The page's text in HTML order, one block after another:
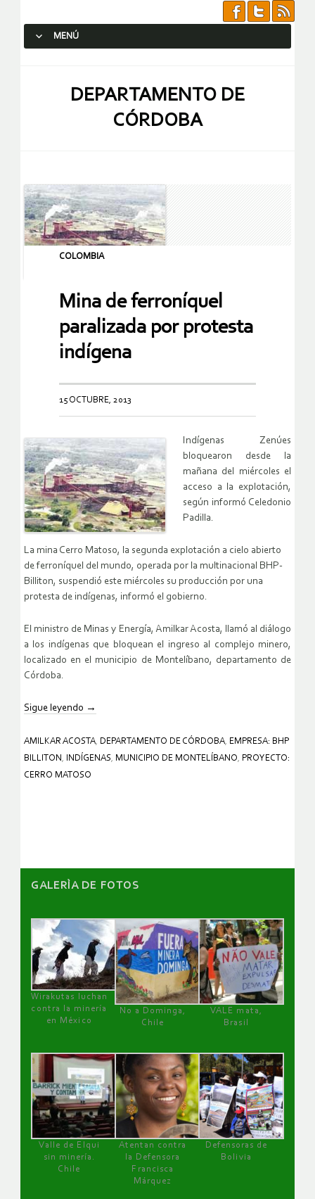
MENÚ
DEPARTAMENTO DE
CÓRDOBA
COLOMBIA
Mina de ferroníquel
paralizada por protesta
indígena
15 OCTUBRE, 2013
Indígenas Zenúes
bloquearon desde la
mañana del miércoles el
acceso a la explotación,
según informó Celedonio
Padilla.
La mina Cerro Matoso, la segunda explotación a cielo abierto
de ferroníquel del mundo, operada por la multinacional BHP-
Billiton, suspendió este miércoles su producción por una
protesta de indígenas, informó el gobierno.
El ministro de Minas y Energía, Amilkar Acosta, llamó al diálogo
a los indígenas que bloquean el ingreso al complejo minero,
localizado en el municipio de Montelíbano, departamento de
Córdoba.
Sigue leyendo →
AMILKAR ACOSTA, DEPARTAMENTO DE CÓRDOBA, EMPRESA: BHP
BILLITON , INDÍGENAS, MUNICIPIO DE MONTELÍBANO, PROYECTO:
CERRO MATOSO
GALERÌA DE FOTOS
Wirakutas luchan
contra la minería
en México
No a Dominga,
Chile
VALE mata,
Brasil
Valle de Elqui
sin minería.
Chile
Atentan contra
la Defensora
Francisca
Márquez
Defensoras de
Bolivia